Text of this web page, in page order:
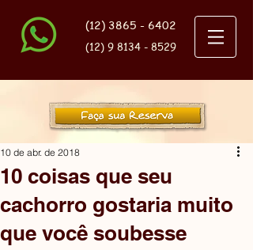
(12) 3865 - 6402
(12) 9 8134 - 8529
10 coisas que seu
cachorro gostaria muito
que você soubesse
10 de abr. de 2018